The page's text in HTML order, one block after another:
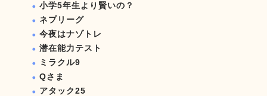
小学5年生より賢いの？
ネプリーグ
今夜はナゾトレ
潜在能力テスト
ミラクル9
Qさま
アタック25